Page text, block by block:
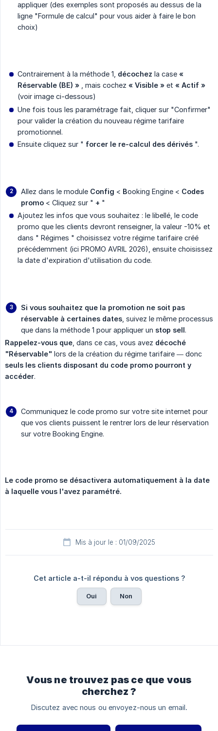
appliquer (des exemples sont proposés au dessus de la
ligne "Formule de calcul" pour vous aider à faire le bon
choix)
Contrairement à la méthode 1, décochez la case «
Réservable (BE) » , mais cochez « Visible » et « Actif »
(voir image ci-dessous)
Une fois tous les paramétrage fait, cliquer sur "Confirmer"
pour valider la création du nouveau régime tarifaire
promotionnel.
Ensuite cliquez sur " forcer le re-calcul des dérivés ".
Allez dans le module Config < Booking Engine < Codes
promo < Cliquez sur " + "
Ajoutez les infos que vous souhaitez : le libellé, le code
promo que les clients devront renseigner, la valeur -10% et
dans " Régimes " choisissez votre régime tarifaire créé
précédemment (ici PROMO AVRIL 2026), ensuite choisissez
la date d'expiration d'utilisation du code.
Si vous souhaitez que la promotion ne soit pas
réservable à certaines dates , suivez le même processus
que dans la méthode 1 pour appliquer un stop sell.
Rappelez-vous que , dans ce cas, vous avez décoché
"Réservable" lors de la création du régime tarifaire — donc
seuls les clients disposant du code promo pourront y
accéder.
Communiquez le code promo sur votre site internet pour
que vos clients puissent le rentrer lors de leur réservation
sur votre Booking Engine.
Le code promo se désactivera automatiquement à la date
à laquelle vous l'avez paramétré.
Mis à jour le : 01/09/2025
Cet article a-t-il répondu à vos questions ?
Oui Non
Vous ne trouvez pas ce que vous
cherchez ?
Discutez avec nous ou envoyez-nous un email.